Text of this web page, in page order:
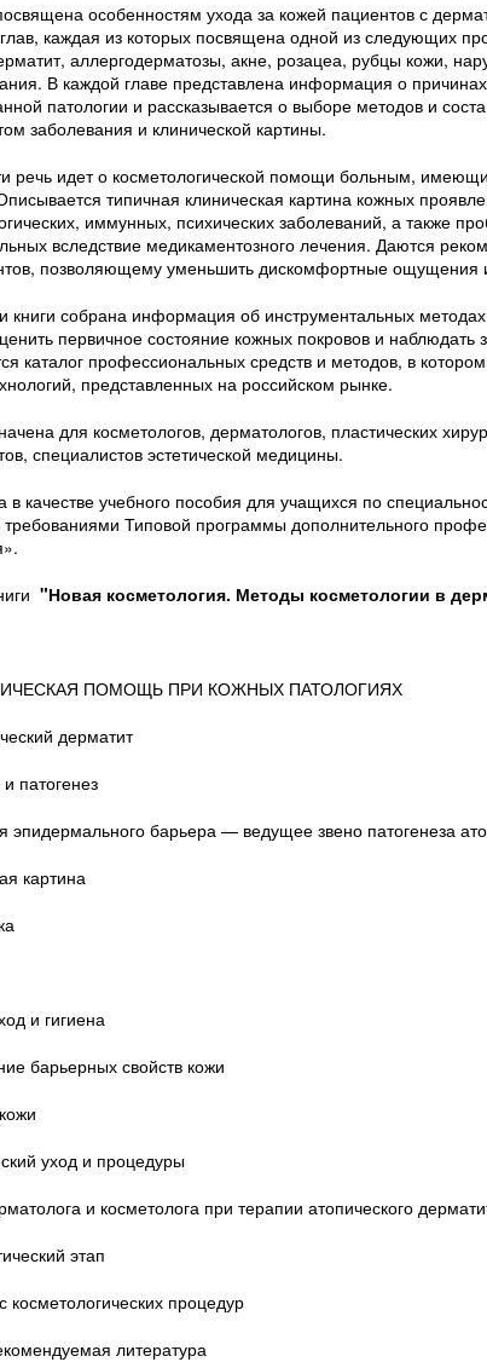
особенностям ухода за кожей пациентов с
каждая из которых посвящена одной из следующих
аллергодерматозы, акне, розацеа, рубцы кожи,
В каждой главе представлена информация о
патологии и рассказывается о выборе методов и
заболевания и клинической картины.
речь идет о косметологической помощи больным,
типичная клиническая картина кожных
иммунных, психических заболеваний, а также
вследствие медикаментозного лечения. Даются
позволяющему уменьшить дискомфортные ощущения
книги собрана информация об инструментальных
первичное состояние кожных покровов и
каталог профессиональных средств и методов, в
представленных на российском рынке.
для косметологов, дерматологов, пластических
специалистов эстетической медицины.
в качестве учебного пособия для учащихся по
требованиями Типовой программы дополнительного
"Новая косметология. Методы косметологии в
ПОМОЩЬ ПРИ КОЖНЫХ ПАТОЛОГИЯХ
дерматит
патогенез
эпидермального барьера — ведущее звено патогенеза
картина
и гигиена
барьерных свойств кожи
уход и процедуры
и косметолога при терапии атопического
этап
косметологических процедур
литература